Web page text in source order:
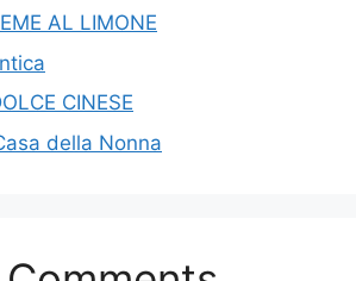
AL LIMONE
CINESE
della Nonna